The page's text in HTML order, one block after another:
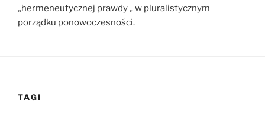
„hermeneutycznej prawdy „ w pluralistycznym
porządku ponowoczesności.
TAGI